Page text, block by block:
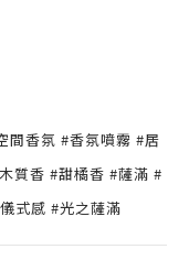
間香氛 #香氛噴霧 #居
質香 #甜橘香 #薩滿 #
式感 #光之薩滿